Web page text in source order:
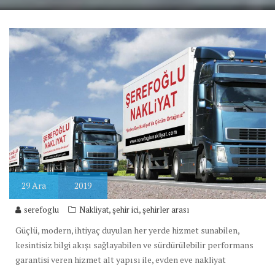
29 Ara 2019
serefoglu Nakliyat,şehir ici,şehirler arası
Güçlü, modern, ihtiyaç duyulan her yerde hizmet sunabilen,
kesintisiz bilgi akışı sağlayabilen ve sürdürülebilir performans
garantisi veren hizmet alt yapısı ile, evden eve nakliyat